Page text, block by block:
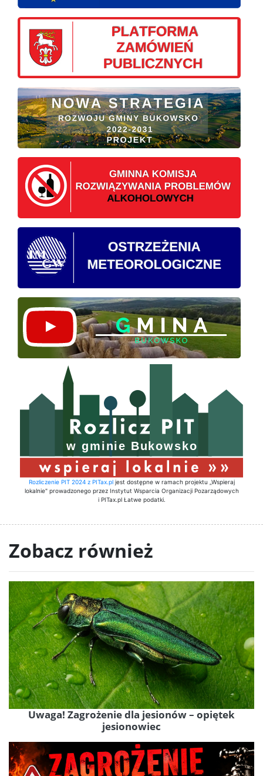
Rozliczenie PIT 2024 z PITax.pljest dostępne w ramach projektu „Wspieraj
lokalnie" prowadzonego przez Instytut Wsparcia Organizacji Pozarządowych
i PITax.pl Łatwe podatki.
Zobacz również
Uwaga! Zagrożenie dla jesionów – opiętek
jesionowiec